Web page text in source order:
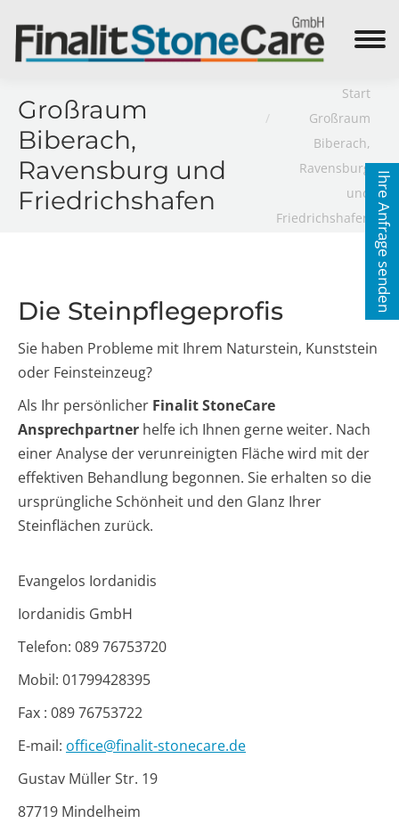
Search:
Großraum
Biberach,
Ravensburg und
Friedrichshafen
Sie befinden sich hier:
Start
Großraum
Biberach,
Ravensburg
und
Friedrichshafen
Die Steinpflegeprofis
Sie haben Probleme mit Ihrem Naturstein, Kunststein
oder Feinsteinzeug?
Als Ihr persönlicher Finalit StoneCare
Ansprechpartner helfe ich Ihnen gerne weiter. Nach
einer Analyse der verunreinigten Fläche wird mit der
effektiven Behandlung begonnen. Sie erhalten so die
ursprüngliche Schönheit und den Glanz Ihrer
Steinflächen zurück.
Evangelos Iordanidis
Iordanidis GmbH
Telefon: 089 76753720
Mobil: 01799428395
Fax : 089 76753722
E-mail: office@finalit-stonecare.de
Gustav Müller Str. 19
87719 Mindelheim
Ihre Anfrage senden